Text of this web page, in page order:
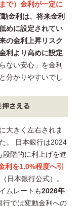
で）金利が一定に
金利は、将来金利
めに設定されてい
の金利上昇リスク
利より高めに設定
ない安心」を金利
分かりやすいでし
さえる
大きく左右されま
。 日本銀行は2024
段階的に利上げを進
利を1.0%程度へ引
日本銀行公式）。
ムレートも2026年
行では変動金利への